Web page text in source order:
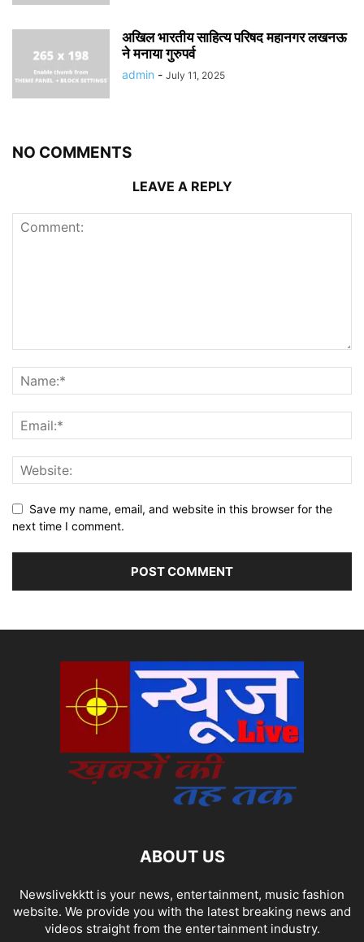
अखिल भारतीय साहित्य परिषद महानगर लखनऊ
ने मनाया गुरुपर्व
admin - July 11, 2025
NO COMMENTS
LEAVE A REPLY
Save my name, email, and website in this browser for the
next time I comment.
ABOUT US
Newslivekktt is your news, entertainment, music fashion
website. We provide you with the latest breaking news and
videos straight from the entertainment industry.